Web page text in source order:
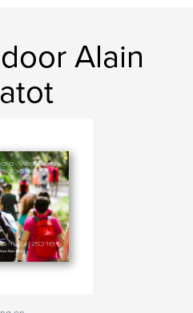
Alain